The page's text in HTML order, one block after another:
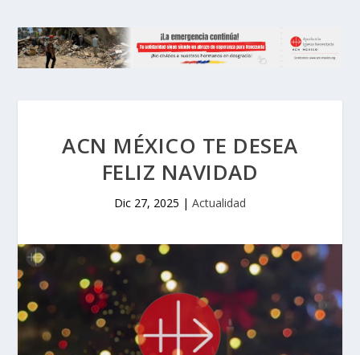
ACN MÉXICO TE DESEA
FELIZ NAVIDAD
Dic 27, 2025 | Actualidad